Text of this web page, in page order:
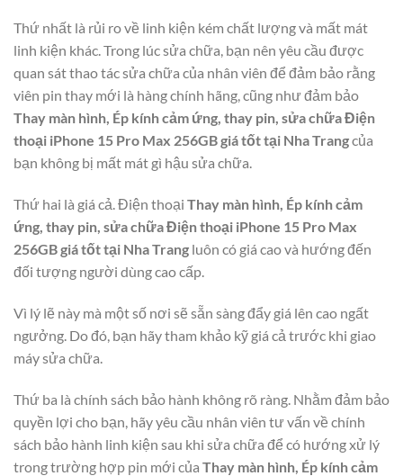
Thứ nhất là rủi ro về linh kiện kém chất lượng và mất mát
linh kiện khác. Trong lúc sửa chữa, bạn nên yêu cầu được
quan sát thao tác sửa chữa của nhân viên để đảm bảo rằng
viên pin thay mới là hàng chính hãng, cũng như đảm bảo
Thay màn hình, Ép kính cảm ứng, thay pin, sửa chữa Điện
thoại iPhone 15 Pro Max 256GB giá tốt tại Nha Trangcủa
bạn không bị mất mát gì hậu sửa chữa.
Thứ hai là giá cả. Điện thoại Thay màn hình, Ép kính cảm
ứng, thay pin, sửa chữa Điện thoại iPhone 15 Pro Max
256GB giá tốt tại Nha Trang luôn có giá cao và hướng đến
đối tượng người dùng cao cấp.
Vì lý lẽ này mà một số nơi sẽ sẵn sàng đẩy giá lên cao ngất
ngưởng. Do đó, bạn hãy tham khảo kỹ giá cả trước khi giao
máy sửa chữa.
Thứ ba là chính sách bảo hành không rõ ràng. Nhằm đảm bảo
quyền lợi cho bạn, hãy yêu cầu nhân viên tư vấn về chính
sách bảo hành linh kiện sau khi sửa chữa để có hướng xử lý
trong trường hợp pin mới của Thay màn hình, Ép kính cảm